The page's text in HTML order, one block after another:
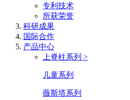
专利技术
所获荣誉
科研成果
国际合作
产品中心
上脊柱系列 >
儿童系列
薇斯塔系列